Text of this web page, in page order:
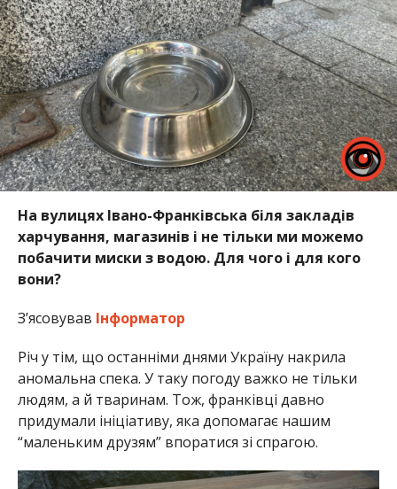
На вулицях Івано-Франківська біля закладів
харчування, магазинів і не тільки ми можемо
побачити миски з водою. Для чого і для кого
вони?
З’ясовував Інформатор
Річ у тім, що останніми днями Україну накрила
аномальна спека. У таку погоду важко не тільки
людям, а й тваринам. Тож, франківці давно
придумали ініціативу, яка допомагає нашим
“маленьким друзям” впоратися зі спрагою.